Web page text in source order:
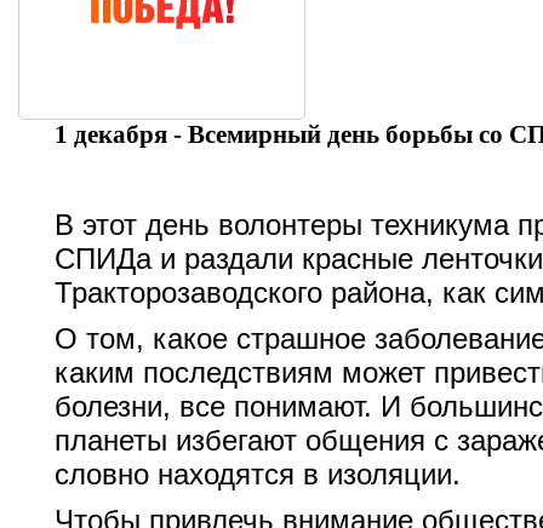
1 декабря - Всемирный день борьбы со
В этот день волонтеры техникума
СПИДа и раздали красные
Тракторозаводского района, как
О том, какое страшное
каким последствиям может
болезни, все понимают. И
планеты избегают общения с
словно находятся в изоляции.
Чтобы привлечь внимание